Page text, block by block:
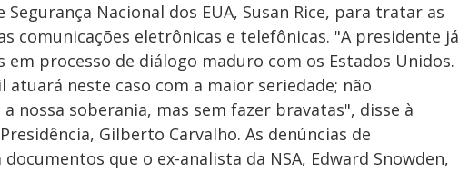
Nacional dos EUA, Susan Rice, para tratar as
comunicações eletrônicas e telefônicas. "A presidente já
processo de diálogo maduro com os Estados Unidos.
atuará neste caso com a maior seriedade; não
nossa soberania, mas sem fazer bravatas", disse à
Gilberto Carvalho. As denúncias de
que o ex-analista da NSA, Edward Snowden,